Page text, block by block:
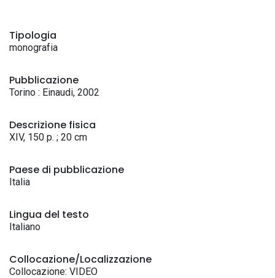
Tipologia
monografia
Pubblicazione
Torino : Einaudi, 2002
Descrizione fisica
XIV, 150 p. ; 20 cm
Paese di pubblicazione
Italia
Lingua del testo
Italiano
Collocazione/Localizzazione
Collocazione: VIDEO